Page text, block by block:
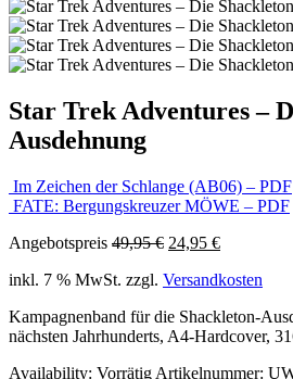
Star Trek Adventures –
Ausdehnung
Im Zeichen der Schlange (AB06) – PDF
FATE: Bergungskreuzer MÖWE – PDF
Angebotspreis 49,95€ Ursprünglicher
war:
24,95 €Aktueller
ist:
inkl. 7 % MwSt. zzgl. Versandkosten
Kampagnenband für die Shackleton-
nächsten Jahrhunderts, A4-Hardcover,
Availability: Vorrätig Artikelnummer: